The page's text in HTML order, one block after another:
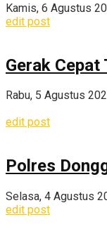
Kamis, 6 Agustus
edit post
Gerak Cepat
Rabu, 5 Agustus
edit post
Polres
Selasa, 4 Agustus
edit post